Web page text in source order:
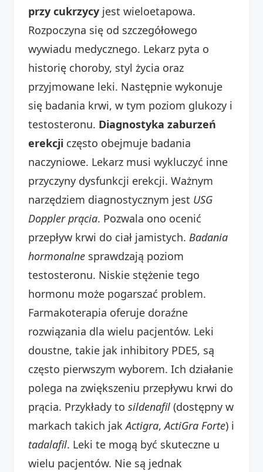
przy cukrzycy jest wieloetapowa.
Rozpoczyna się od szczegółowego
wywiadu medycznego. Lekarz pyta o
historię choroby, styl życia oraz
przyjmowane leki. Następnie wykonuje
się badania krwi, w tym poziom glukozy i
testosteronu. Diagnostyka zaburzeń
erekcji często obejmuje badania
naczyniowe. Lekarz musi wykluczyć inne
przyczyny dysfunkcji erekcji. Ważnym
narzędziem diagnostycznym jest USG
Doppler prącia. Pozwala ono ocenić
przepływ krwi do ciał jamistych. Badania
hormonalne sprawdzają poziom
testosteronu. Niskie stężenie tego
hormonu może pogarszać problem.
Farmakoterapia oferuje doraźne
rozwiązania dla wielu pacjentów. Leki
doustne, takie jak inhibitory PDE5, są
często pierwszym wyborem. Ich działanie
polega na zwiększeniu przepływu krwi do
prącia. Przykłady to sildenafil (dostępny w
markach takich jakActigra,ActiGra Forte) i
tadalafil. Leki te mogą być skuteczne u
wielu pacjentów. Nie są jednak